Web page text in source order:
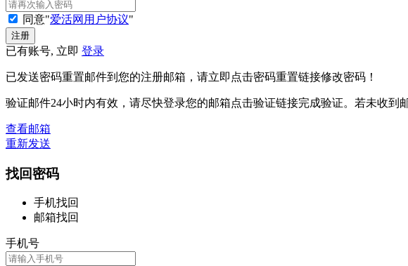
同意"爱活网用户协议"
已有账号, 立即 登录
已发送密码重置邮件到您的注册邮箱，请立即点击密码重置链接修改密码！
验证邮件24小时内有效，请尽快登录您的邮箱点击验证链接完成验证。若未收到
查看邮箱
重新发送
找回密码
手机找回
邮箱找回
手机号